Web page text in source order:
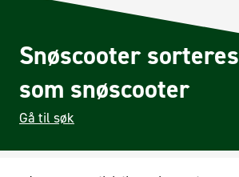
Snøscooter sorteres
som snøscooter
Gå til søk